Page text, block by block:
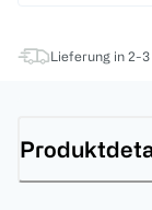
Lieferung in 2-